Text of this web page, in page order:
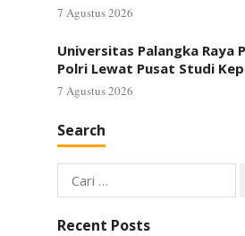
7 Agustus 2026
Universitas Palangka Raya
Polri Lewat Pusat Studi
7 Agustus 2026
Search
Cari
untuk:
Recent Posts